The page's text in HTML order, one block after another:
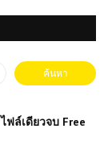
ฟล์เดียวจบ Free